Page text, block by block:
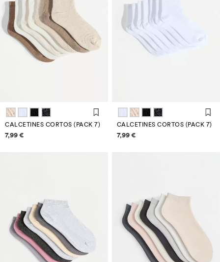
CALCETINES CORTOS (PACK 7)
Información de precios
7,99 €
CALCETINES CORTOS (PACK 7)
Información de precios
7,99 €